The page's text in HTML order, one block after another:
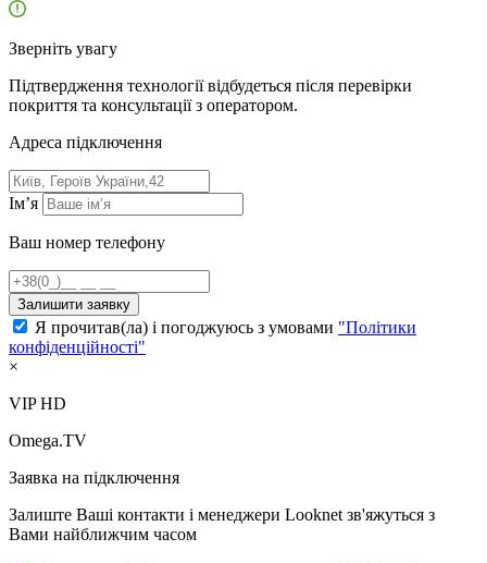
Зверніть увагу
Підтвердження технології відбудеться після перевірки
покриття та консультації з оператором.
Адресa підключення
Ім’я
Ваш номер телефону
Залишити заявку
Я прочитав(ла) і погоджуюсь з умовами "Політики
конфіденційності"
×
VIP HD
Omega.TV
Заявка на підключення
Залиште Ваші контакти і менеджери Looknet зв'яжуться з
Вами найближчим часом